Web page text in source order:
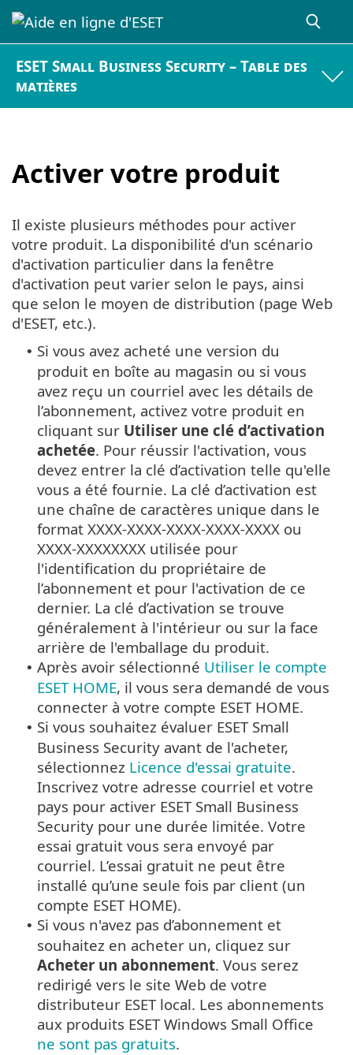
ESET Small Business Security – Table des
matières
Activer votre produit
Il existe plusieurs méthodes pour activer
votre produit. La disponibilité d'un scénario
d'activation particulier dans la fenêtre
d'activation peut varier selon le pays, ainsi
que selon le moyen de distribution (page Web
d'ESET, etc.).
• Si vous avez acheté une version du
produit en boîte au magasin ou si vous
avez reçu un courriel avec les détails de
l’abonnement, activez votre produit en
cliquant sur Utiliser une clé d’activation
achetée. Pour réussir l'activation, vous
devez entrer la clé d’activation telle qu'elle
vous a été fournie. La clé d’activation est
une chaîne de caractères unique dans le
format XXXX-XXXX-XXXX-XXXX-XXXX ou
XXXX-XXXXXXXX utilisée pour
l'identification du propriétaire de
l’abonnement et pour l'activation de ce
dernier. La clé d’activation se trouve
généralement à l'intérieur ou sur la face
arrière de l'emballage du produit.
• Après avoir sélectionné Utiliser le compte
ESET HOME, il vous sera demandé de vous
connecter à votre compte ESET HOME.
• Si vous souhaitez évaluer ESET Small
Business Security avant de l'acheter,
sélectionnez Licence d'essai gratuite.
Inscrivez votre adresse courriel et votre
pays pour activer ESET Small Business
Security pour une durée limitée. Votre
essai gratuit vous sera envoyé par
courriel. L’essai gratuit ne peut être
installé qu’une seule fois par client (un
compte ESET HOME).
• Si vous n'avez pas d’abonnement et
souhaitez en acheter un, cliquez sur
Acheter un abonnement. Vous serez
redirigé vers le site Web de votre
distributeur ESET local. Les abonnements
aux produits ESET Windows Small Office
ne sont pas gratuits.